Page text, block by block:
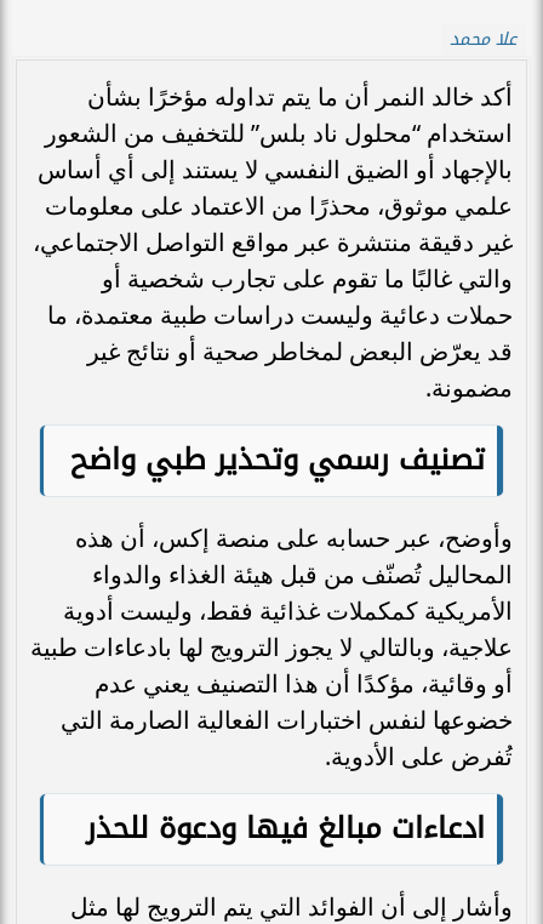
علا محمد
أكد خالد النمر أن ما يتم تداوله مؤخرًا بشأن
استخدام “محلول ناد بلس” للتخفيف من الشعور
بالإجهاد أو الضيق النفسي لا يستند إلى أي أساس
علمي موثوق، محذرًا من الاعتماد على معلومات
غير دقيقة منتشرة عبر مواقع التواصل الاجتماعي،
والتي غالبًا ما تقوم على تجارب شخصية أو
حملات دعائية وليست دراسات طبية معتمدة، ما
قد يعرّض البعض لمخاطر صحية أو نتائج غير
مضمونة.
تصنيف رسمي وتحذير طبي واضح
وأوضح، عبر حسابه على منصة إكس، أن هذه
المحاليل تُصنّف من قبل هيئة الغذاء والدواء
الأمريكية كمكملات غذائية فقط، وليست أدوية
علاجية، وبالتالي لا يجوز الترويج لها بادعاءات طبية
أو وقائية، مؤكدًا أن هذا التصنيف يعني عدم
خضوعها لنفس اختبارات الفعالية الصارمة التي
تُفرض على الأدوية.
ادعاءات مبالغ فيها ودعوة للحذر
وأشار إلى أن الفوائد التي يتم الترويج لها مثل